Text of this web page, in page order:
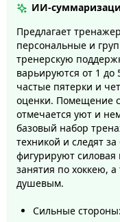
тренеров, которые
желаемого
схему тренировок
возможностей,
питания и будут
индивидуальные
Фитнес-клуб
разнообразные
Вы сможете
аэробика, фитнес-
направление
напряжение и
ИИ-
Предлагает
персональные и
тренерскую
варьируются от 1 до
частые пятерки и
оценки. Помещение
отмечается уют и
базовый набор
техникой и следят
фигурируют силовая
занятия по хоккею, а
душевым.
Сильные